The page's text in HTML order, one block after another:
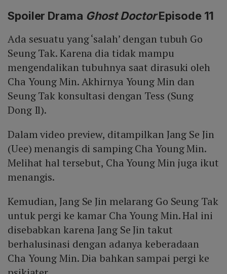
Spoiler Drama Ghost DoctorEpisode 11
Ada sesuatu yang ‘salah’ dengan tubuh Go
Seung Tak. Karena dia tidak mampu
mengendalikan tubuhnya saat dirasuki oleh
Cha Young Min. Akhirnya Young Min dan
Seung Tak konsultasi dengan Tess (Sung
Dong Il).
Dalam video preview, ditampilkan Jang Se Jin
(Uee) menangis di samping Cha Young Min.
Melihat hal tersebut, Cha Young Min juga ikut
menangis.
Kemudian, Jang Se Jin melarang Go Seung Tak
untuk pergi ke kamar Cha Young Min. Hal ini
disebabkan karena Jang Se Jin takut
berhalusinasi dengan adanya keberadaan
Cha Young Min. Dia bahkan sampai pergi ke